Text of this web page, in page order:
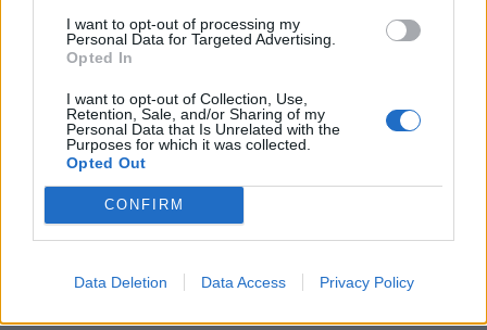
I want to opt-out of processing my
Personal Data for Targeted Advertising.
Opted In
I want to opt-out of Collection, Use,
Retention, Sale, and/or Sharing of my
Personal Data that Is Unrelated with the
Purposes for which it was collected.
Opted Out
CONFIRM
Data Deletion Data Access Privacy Policy
Η Γερουσία των ΗΠΑ ενέκρινε νέες
κυρώσεις κατά της Ρωσίας – Στόχος οι
υδρογονάνθρακες
Το νομοσχέδιο προβλέπει την επιβολή δασμών
500% στο πετρέλαιο και το φυσικό αέριο που
εισάγονται - Στο στόχαστρο και ο «σκιώδης
7 ΑΥΓ. 2026, 21:27